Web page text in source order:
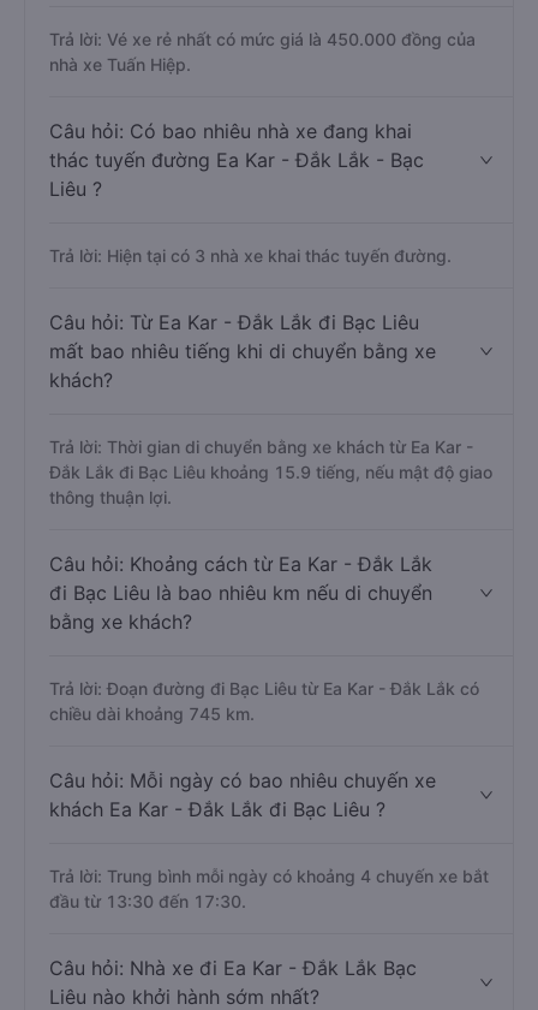
Trả lời: Vé xe rẻ nhất có mức giá là 450.000 đồng của
nhà xe Tuấn Hiệp.
Câu hỏi: Có bao nhiêu nhà xe đang khai
thác tuyến đường Ea Kar - Đắk Lắk - Bạc
Liêu ?
Trả lời: Hiện tại có 3 nhà xe khai thác tuyến đường.
Câu hỏi: Từ Ea Kar - Đắk Lắk đi Bạc Liêu
mất bao nhiêu tiếng khi di chuyển bằng xe
khách?
Trả lời: Thời gian di chuyển bằng xe khách từ Ea Kar -
Đắk Lắk đi Bạc Liêu khoảng 15.9 tiếng, nếu mật độ giao
thông thuận lợi.
Câu hỏi: Khoảng cách từ Ea Kar - Đắk Lắk
đi Bạc Liêu là bao nhiêu km nếu di chuyển
bằng xe khách?
Trả lời: Đoạn đường đi Bạc Liêu từ Ea Kar - Đắk Lắk có
chiều dài khoảng 745 km.
Câu hỏi: Mỗi ngày có bao nhiêu chuyến xe
khách Ea Kar - Đắk Lắk đi Bạc Liêu ?
Trả lời: Trung bình mỗi ngày có khoảng 4 chuyến xe bắt
đầu từ 13:30 đến 17:30.
Câu hỏi: Nhà xe đi Ea Kar - Đắk Lắk Bạc
Liêu nào khởi hành sớm nhất?